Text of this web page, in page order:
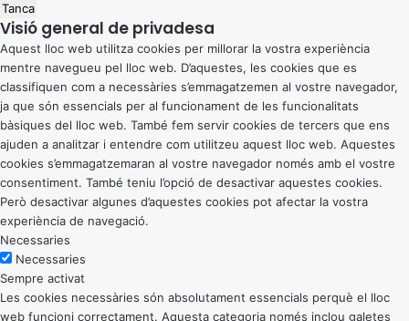
Tanca
Visió general de privadesa
Aquest lloc web utilitza cookies per millorar la vostra experiència
mentre navegueu pel lloc web. D’aquestes, les cookies que es
classifiquen com a necessàries s’emmagatzemen al vostre navegador,
ja que són essencials per al funcionament de les funcionalitats
bàsiques del lloc web. També fem servir cookies de tercers que ens
ajuden a analitzar i entendre com utilitzeu aquest lloc web. Aquestes
cookies s’emmagatzemaran al vostre navegador només amb el vostre
consentiment. També teniu l’opció de desactivar aquestes cookies.
Però desactivar algunes d’aquestes cookies pot afectar la vostra
experiència de navegació.
Necessaries
Necessaries
Sempre activat
Les cookies necessàries són absolutament essencials perquè el lloc
web funcioni correctament. Aquesta categoria només inclou galetes